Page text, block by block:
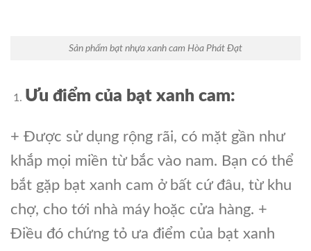
Sản phẩm bạt nhựa xanh cam Hòa Phát Đạt
Ưu điểm của bạt xanh cam:
+ Được sử dụng rộng rãi, có mặt gần như
khắp mọi miền từ bắc vào nam. Bạn có thể
bắt gặp bạt xanh cam ở bất cứ đâu, từ khu
chợ, cho tới nhà máy hoặc cửa hàng. +
Điều đó chứng tỏ ưa điểm của bạt xanh